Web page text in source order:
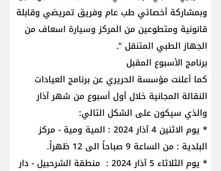
وبمشاركة أخصائي طب عام وفريق تمريضي وقابلة
قانونية ومتطوعين من المركز وسيارة اسعاف من
الجهاز الطبي المتنقل "ـ
برنامج الأسبوع المقبل
كما أعلنت مؤسسة الحريري عن برنامج العيادات
النقالة المجانية خلال أول أسبوع من شهر آذار
والذي سيكون على الشكل التالي:
* يوم الاثنين 4 آذار 2024 : المية ومية - مركز
البلدية : من الساعة 9 صباحاً الى 12 ظهراً.
* يوم الثلاثاء 5 آذار 2024 : منطقة الشرحبيل - دار